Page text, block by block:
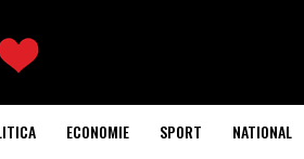
ECONOMIE SPORT NATIONAL